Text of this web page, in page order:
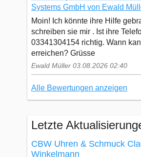
Systems GmbH von Ewald
Moin! Ich könnte ihre Hilfe
schreiben sie mir . Ist ihre
03341304154 richtig. Wann
erreichen? Grüsse
Ewald Müller 03.08.2026 02:40
Alle Bewertungen anzeigen
Letzte
CBW Uhren & Schmuck
Winkelmann